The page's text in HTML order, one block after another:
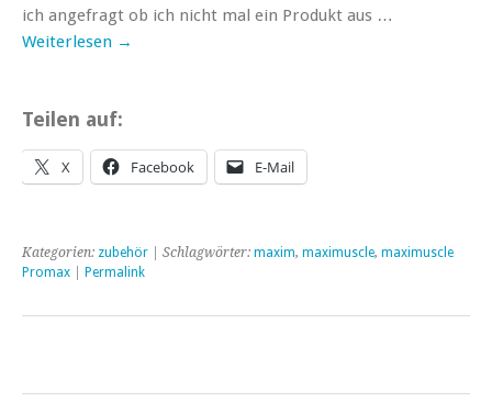
ich angefragt ob ich nicht mal ein Produkt aus …
Weiterlesen →
Teilen auf:
X Facebook E-Mail
Kategorien: zubehör | Schlagwörter: maxim, maximuscle, maximuscle
Promax
Permalink